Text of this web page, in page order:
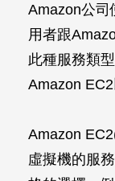
Amazon公司
用者跟
此種服務類
Amazon
Amazon
虛擬機的服